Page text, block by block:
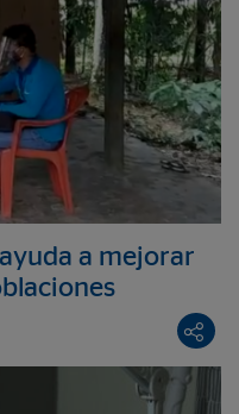
a mejorar